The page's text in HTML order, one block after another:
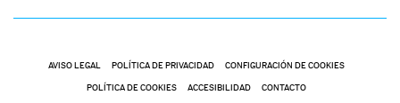
AVISO LEGAL POLÍTICA DE PRIVACIDAD CONFIGURACIÓN DE COOKIES
POLÍTICA DE COOKIES ACCESIBILIDAD CONTACTO